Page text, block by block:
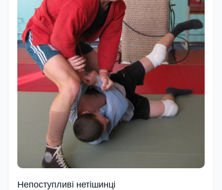
Непоступливі нетішинці